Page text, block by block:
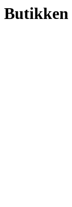
Butikken